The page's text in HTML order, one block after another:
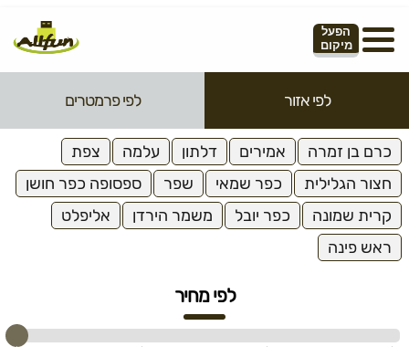
הפעל
מיקום
לפי אזור לפי פרמטרים
כרם בן זמרה אמירים דלתון עלמה
צפת
חצור הגלילית
כפר שמאי שפר
ספסופה כפר חושן
קרית שמונה
כפר יובל משמר הירדן
אליפלט
ראש פינה
לפי מחיר